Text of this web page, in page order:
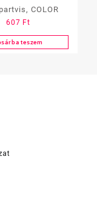
COLOR
607 Ft
teszem